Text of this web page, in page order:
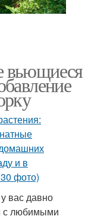
вьющиеся
вас давно
с любимыми